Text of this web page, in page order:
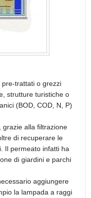
trattati o grezzi
strutture turistiche o
(BOD, COD, N, P)
grazie alla filtrazione
di recuperare le
Il permeato infatti ha
di giardini e parchi
aggiungere
la lampada a raggi